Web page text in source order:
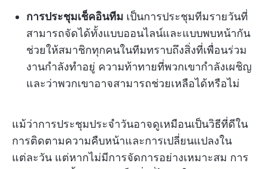
การประชุมเช็คอินทีม เป็นการประชุมทีมรายวันที่
สามารถจัดได้ทั้งแบบออนไลน์และแบบพบหน้ากัน
ช่วยให้สมาชิกทุกคนในทีมทราบถึงสิ่งที่เพื่อนร่วม
งานกำลังทำอยู่ ความท้าทายที่พวกเขากำลังเผชิญ
และว่าพวกเขาอาจสามารถช่วยเหลือได้หรือไม่
แม้ว่าการประชุมประจำวันอาจดูเหมือนเป็นวิธีที่ดีใน
การติดตามความคืบหน้าและการเปลี่ยนแปลงใน
แต่ละวัน แต่หากไม่มีการจัดการอย่างเหมาะสม การ